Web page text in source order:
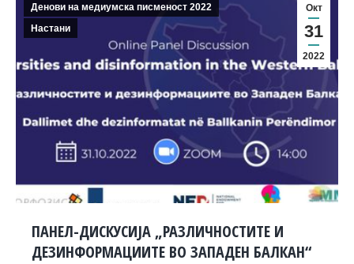
Окт
31
2022
Денови на медиумска писменост 2022
Настани
ПАНЕЛ-ДИСКУСИЈА „РАЗЛИЧНОСТИТЕ И
ДЕЗИНФОРМАЦИИТЕ ВО ЗАПАДЕН БАЛКАН“